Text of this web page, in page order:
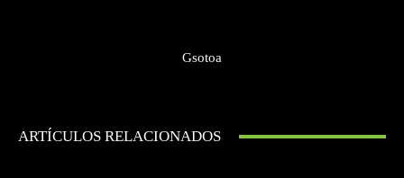
Gsotoa
ARTÍCULOS RELACIONADOS